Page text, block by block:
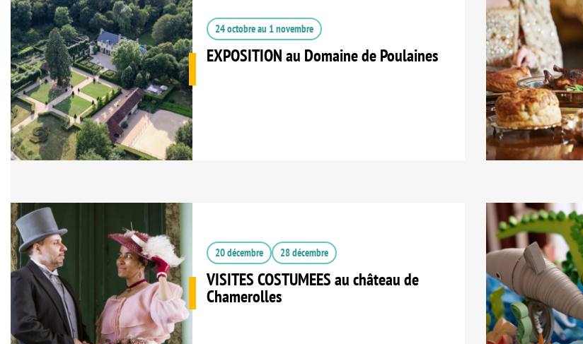
24 octobreau 1 novembre
EXPOSITION au Domaine de Poulaines
20 décembre 28 décembre
VISITES COSTUMEES au château de
Chamerolles